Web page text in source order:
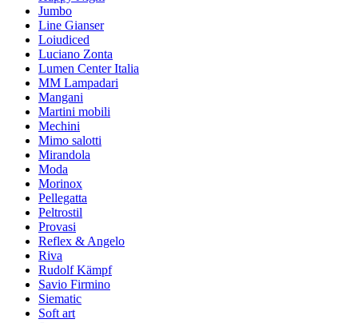
Jumbo
Line Gianser
Loiudiced
Luciano Zonta
Lumen Center Italia
MM Lampadari
Mangani
Martini mobili
Mechini
Mimo salotti
Mirandola
Moda
Morinox
Pellegatta
Peltrostil
Provasi
Reflex & Angelo
Riva
Rudolf Kämpf
Savio Firmino
Siematic
Soft art